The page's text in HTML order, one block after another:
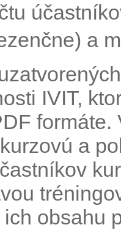
a
IVIT,
a
obsahu